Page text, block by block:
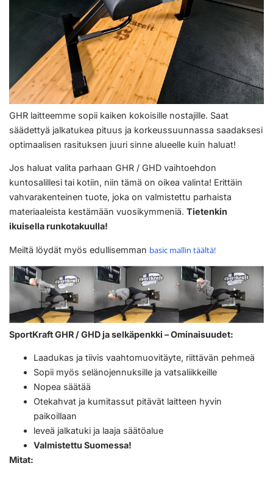
GHR laitteemme sopii kaiken kokoisille nostajille. Saat
säädettyä jalkatukea pituus ja korkeussuunnassa saadaksesi
optimaalisen rasituksen juuri sinne alueelle kuin haluat!
Jos haluat valita parhaan GHR / GHD vaihtoehdon
kuntosalillesi tai kotiin, niin tämä on oikea valinta! Erittäin
vahvarakenteinen tuote, joka on valmistettu parhaista
materiaaleista kestämään vuosikymmeniä. Tietenkin
ikuisella runkotakuulla!
Meiltä löydät myös edullisemman basic mallin täältä!
SportKraft GHR / GHD ja selkäpenkki – Ominaisuudet:
Laadukas ja tiivis vaahtomuovitäyte, riittävän pehmeä
Sopii myös selänojennuksille ja vatsaliikkeille
Nopea säätää
Otekahvat ja kumitassut pitävät laitteen hyvin
paikoillaan
leveä jalkatuki ja laaja säätöalue
Valmistettu Suomessa!
Mitat: